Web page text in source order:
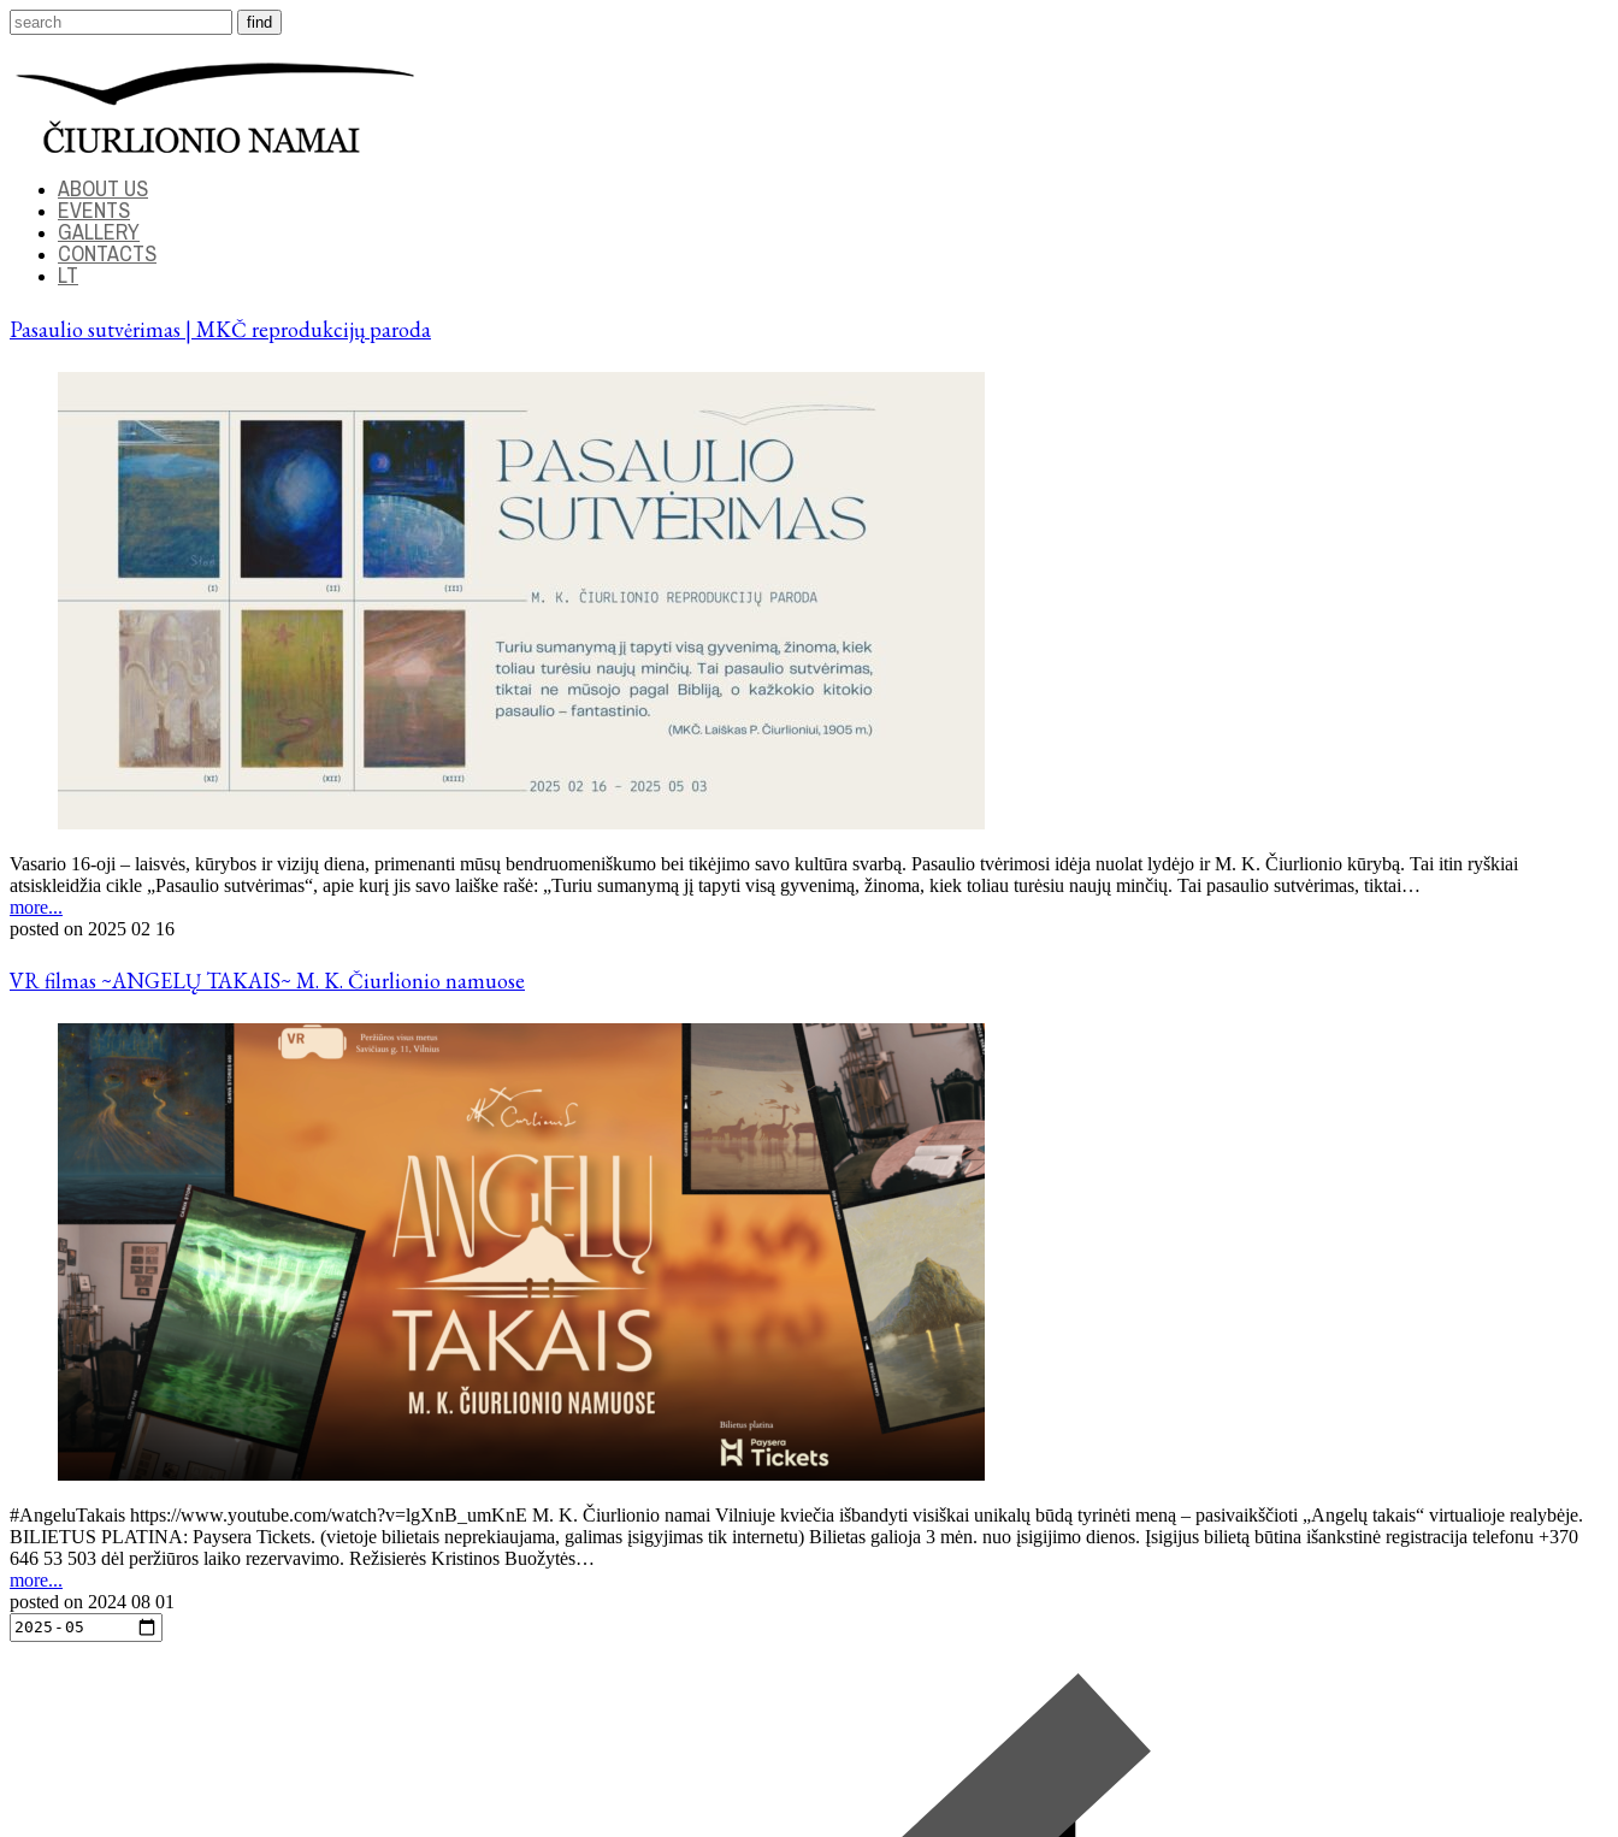
ABOUT US
EVENTS
GALLERY
CONTACTS
LT
Pasaulio sutvėrimas | MKČ reprodukcijų paroda
Vasario 16-oji – laisvės, kūrybos ir vizijų diena, primenanti mūsų bendruomeniškumo bei tikėjimo savo kultūra svarbą. Pasaulio tvėrimosi idėja nuolat lydėjo ir M. K. Čiurlionio kūrybą. Tai itin ryškiai
atsiskleidžia cikle „Pasaulio sutvėrimas“, apie kurį jis savo laiške rašė: „Turiu sumanymą jį tapyti visą gyvenimą, žinoma, kiek toliau turėsiu naujų minčių. Tai pasaulio sutvėrimas, tiktai…
more...
posted on 2025 02 16
VR filmas ~ANGELŲ TAKAIS~ M. K. Čiurlionio namuose
#AngeluTakais https://www.youtube.com/watch?v=lgXnB_umKnE M. K. Čiurlionio namai Vilniuje kviečia išbandyti visiškai unikalų būdą tyrinėti meną – pasivaikščioti „Angelų takais“ virtualioje realybėje.
BILIETUS PLATINA: Paysera Tickets. (vietoje bilietais neprekiaujama, galimas įsigyjimas tik internetu) Bilietas galioja 3 mėn. nuo įsigijimo dienos. Įsigijus bilietą būtina išankstinė registracija telefonu +370
646 53 503 dėl peržiūros laiko rezervavimo. Režisierės Kristinos Buožytės…
more...
posted on 2024 08 01